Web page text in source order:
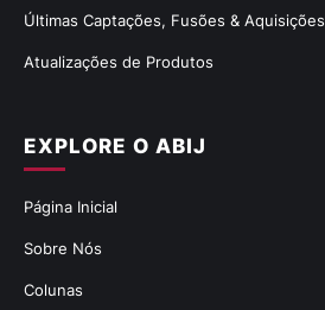
EXPLORE O ABIJ
Página Inicial
Sobre Nós
Colunas
Últimas Captações, Fusões & Aquisições
Atualizações de Produtos